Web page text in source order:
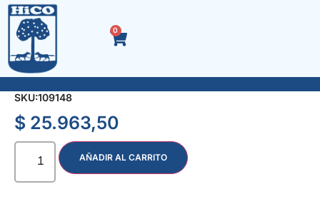
0
SOLDADOR CON MARTILLO CURVO DE· 1/2
SKU:109148
$ 25.963,50
AÑADIR AL CARRITO